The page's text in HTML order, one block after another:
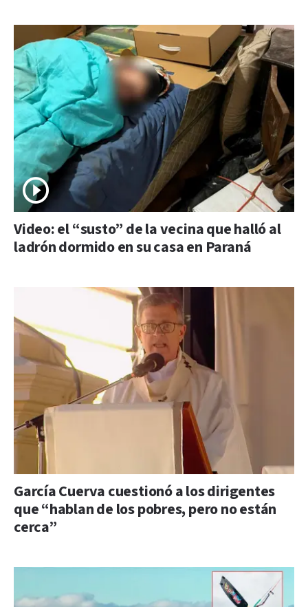
Video: el “susto” de la vecina que halló al
ladrón dormido en su casa en Paraná
García Cuerva cuestionó a los dirigentes
que “hablan de los pobres, pero no están
cerca”